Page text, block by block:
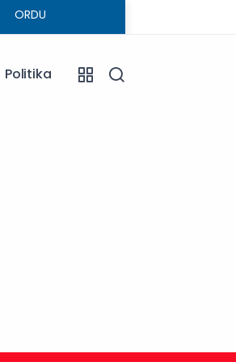
Politika